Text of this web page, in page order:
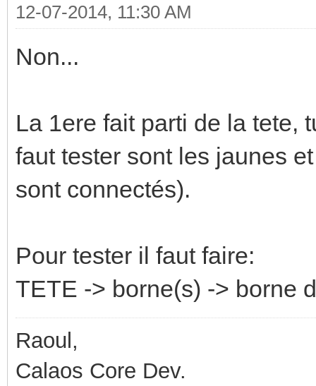
12-07-2014, 11:30 AM
Non...
La 1ere fait parti de la tete,
faut tester sont les jaunes
sont connectés).
Pour tester il faut faire:
TETE -> borne(s) -> borne
Raoul,
Calaos Core Dev.